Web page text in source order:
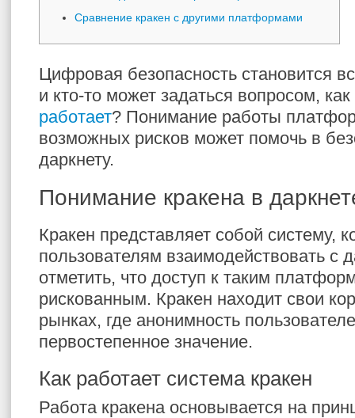
Сравнение кракен с другими платформами
Цифровая безопасность становится
и кто-то может задаться вопросом, как
работает? Понимание работы
возможных рисков может помочь в
даркнету.
Понимание кракена в
Кракен представляет собой систему,
пользователям взаимодействовать с
отметить, что доступ к таким
рискованным. Кракен находит свои
рынках, где анонимность
первостепенное значение.
Как работает система кракен
Работа кракена основывается на